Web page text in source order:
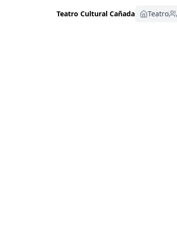
Teatro Cultural Cañada Teatro